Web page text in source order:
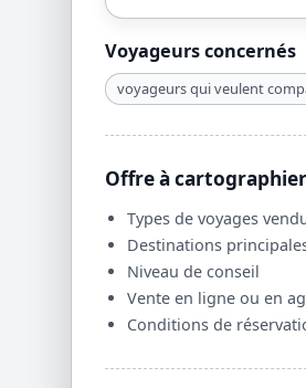
Voyageurs concernés
voyageurs qui veulent
Offre à cartographier
Types de voyages
Destinations
Niveau de conseil
Vente en ligne ou en
Conditions de